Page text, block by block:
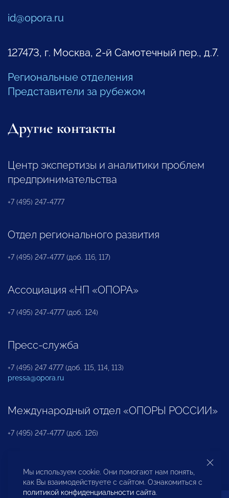
id@opora.ru
127473, г. Москва, 2-й Самотечный пер., д.7.
Региональные отделения
Представители за рубежом
Другие контакты
Центр экспертизы и аналитики проблем
предпринимательства
+7 (495) 247-4777
Отдел регионального развития
+7 (495) 247-4777 (доб. 116, 117)
Ассоциация «НП «ОПОРА»
+7 (495) 247-4777 (доб. 124)
Пресс-служба
+7 (495) 247 4777 (доб. 115, 114, 113)
pressa@opora.ru
Международный отдел «ОПОРЫ РОССИИ»
+7 (495) 247-4777 (доб. 126)
Бюро по защите прав предпринимателей и
инвесторов
Мы используем cookie. Они помогают нам понять,
как Вы взаимодействуете с сайтом. Ознакомиться с
политикой конфиденциальности сайта.